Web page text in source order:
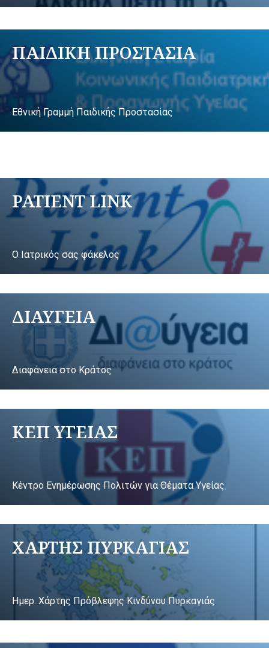
ΠΑΙΔΙΚΗ ΠΡΟΣΤΑΣΙΑ
Εθνική Γραμμή Παιδικής Προστασίας
PATIENT LINK
Ο Ιατρικός σας φάκελος
ΔΙΑΥΓΕΙΑ
Διαφάνεια στο Κράτος
ΚΕΠ ΥΓΕΙΑΣ
Κέντρο Ενημέρωσης Πολιτών για Θέματα Υγείας
ΧΑΡΤΗΣ ΠΥΡΚΑΓΙΑΣ
Ημερ. Χάρτης Πρόβλεψης Κινδύνου Πυρκαγιάς